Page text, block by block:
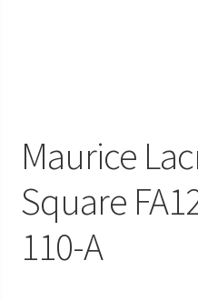
Maurice
Square
110-A